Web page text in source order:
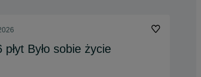
Było sobie życie